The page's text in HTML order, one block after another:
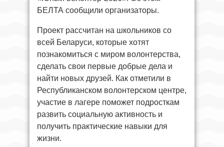
БЕЛТА сообщили организаторы.
Проект рассчитан на школьников со
всей Беларуси, которые хотят
познакомиться с миром волонтерства,
сделать свои первые добрые дела и
найти новых друзей. Как отметили в
Республиканском волонтерском центре,
участие в лагере поможет подросткам
развить социальную активность и
получить практические навыки для
жизни.